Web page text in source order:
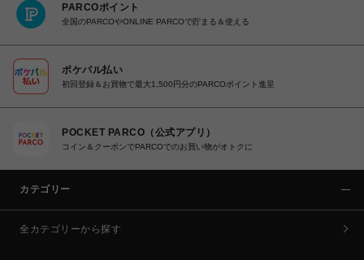
PARCOポイント
全国のPARCOやONLINE PARCOで貯まる＆使える
ポケパル払い
初回登録＆お買物で最大1,500円分のPARCOポイント進呈
POCKET PARCO（公式アプリ）
コイン＆クーポンでPARCOでのお買い物がオトクに
カテゴリー
全カテゴリーから探す